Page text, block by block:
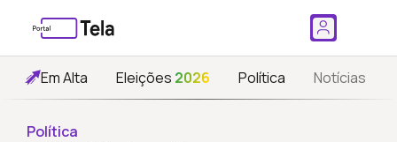
Em Alta Eleições 2026 Política Notícias
Política